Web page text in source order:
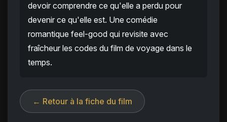
devoir comprendre ce qu'elle a perdu pour
devenir ce qu'elle est. Une comédie
romantique feel-good qui revisite avec
fraîcheur les codes du film de voyage dans le
temps.
← Retour à la fiche du film